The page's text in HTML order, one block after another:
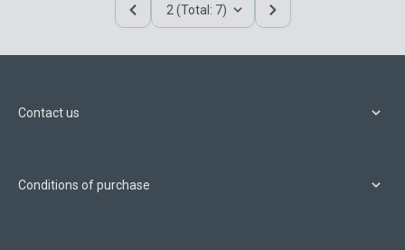
2 (Total: 7)
Contact us
Conditions of purchase